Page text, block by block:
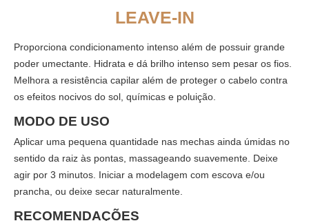
LEAVE-IN
Proporciona condicionamento intenso além de possuir grande
poder umectante. Hidrata e dá brilho intenso sem pesar os fios.
Melhora a resistência capilar além de proteger o cabelo contra
os efeitos nocivos do sol, químicas e poluição.
MODO DE USO
Aplicar uma pequena quantidade nas mechas ainda úmidas no
sentido da raiz às pontas, massageando suavemente. Deixe
agir por 3 minutos. Iniciar a modelagem com escova e/ou
prancha, ou deixe secar naturalmente.
RECOMENDAÇÕES